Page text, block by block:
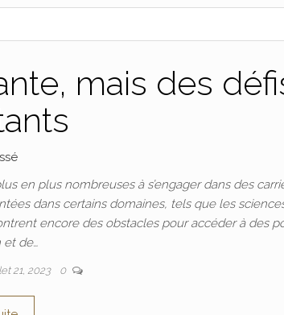
mais des
en plus nombreuses à s’engager dans des
dans certains domaines, tels que les
encore des obstacles pour accéder à des
et de…
21, 2023 0